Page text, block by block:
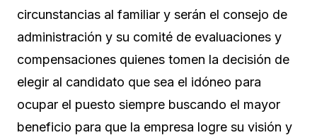
circunstancias al familiar y serán el consejo de
administración y su comité de evaluaciones y
compensaciones quienes tomen la decisión de
elegir al candidato que sea el idóneo para
ocupar el puesto siempre buscando el mayor
beneficio para que la empresa logre su visión y